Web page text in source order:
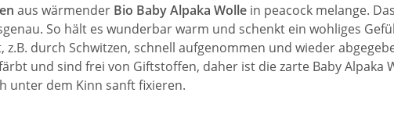
aus wärmender Bio Baby Alpaka Wolle in peacock melange.
So hält es wunderbar warm und schenkt ein wohliges
durch Schwitzen, schnell aufgenommen und wieder
und sind frei von Giftstoffen, daher ist die zarte Baby Alpaka
unter dem Kinn sanft fixieren.